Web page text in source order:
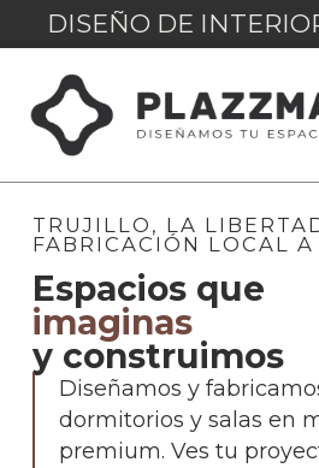
DISEÑO DE
TRUJILLO, LA
FABRICACIÓN LOCAL
Espacios que
imaginas
y construimos
Diseñamos y
dormitorios y salas en
premium. Ves tu